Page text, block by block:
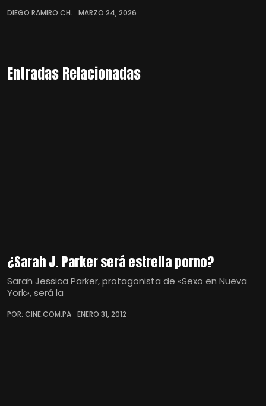
DIEGO RAMIRO CH. MARZO 24, 2026
Entradas Relacionadas
¿Sarah J. Parker será estrella porno?
Sarah Jessica Parker, protagonista de «Sexo en Nueva
York», será la
POR: CINE.COM.PA ENERO 31, 2012